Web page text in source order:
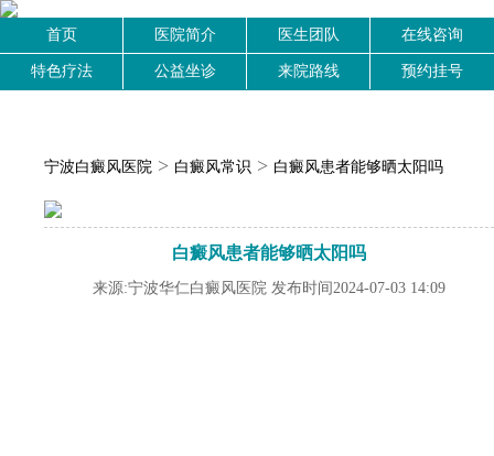
首页 医院简介 医生团队 在线咨询
特色疗法 公益坐诊 来院路线 预约挂号
宁波白癜风医院 > 白癜风常识 > 白癜风患者能够晒太阳吗
白癜风患者能够晒太阳吗
来源:宁波华仁白癜风医院 发布时间2024-07-03 14:09